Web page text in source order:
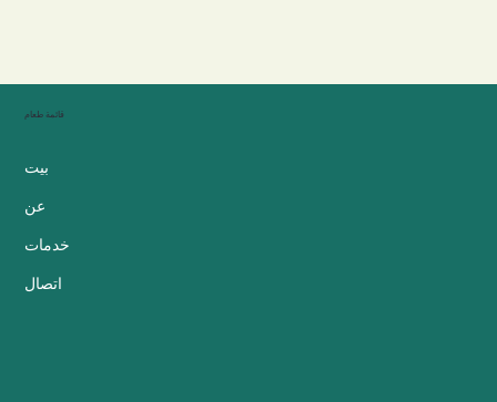
قائمة طعام
بيت
عن
خدمات
اتصال